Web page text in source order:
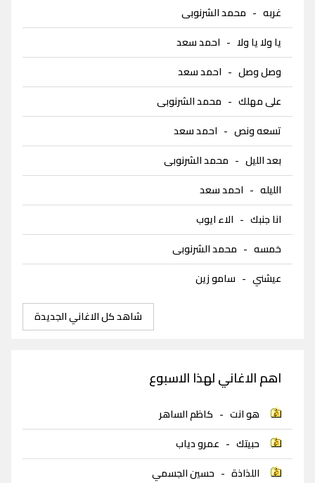
غربه - محمد الشرنوبى
يا ولا يا ولا - احمد سعد
وصل وصل - احمد سعد
على مهلك - محمد الشرنوبى
تسعه ونص - احمد سعد
بعد الليل - محمد الشرنوبى
الليله - احمد سعد
انا جنبك - الاء ايوب
خمسه - محمد الشرنوبى
عيشني - سامو زين
شاهد كل الاغاني الجديدة
اهم الاغاني لهذا الاسبوع
هو انت - كاظم الساهر
حبيتك - عمرو دياب
اللذاذة - حسين الجسمي